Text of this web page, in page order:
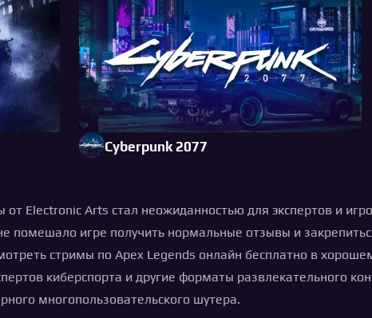
Cyberpunk 2077
Electronic Arts стал неожиданностью для экспертов и
помешало игре получить нормальные отзывы и
стримы по Apex Legends онлайн бесплатно в
киберспорта и другие форматы развлекательного
многопользовательского шутера.